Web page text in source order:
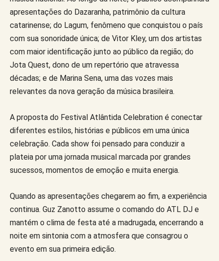
apresentações do Dazaranha, patrimônio da cultura
catarinense; do Lagum, fenômeno que conquistou o país
com sua sonoridade única; de Vitor Kley, um dos artistas
com maior identificação junto ao público da região; do
Jota Quest, dono de um repertório que atravessa
décadas; e de Marina Sena, uma das vozes mais
relevantes da nova geração da música brasileira.
A proposta do Festival Atlântida Celebration é conectar
diferentes estilos, histórias e públicos em uma única
celebração. Cada show foi pensado para conduzir a
plateia por uma jornada musical marcada por grandes
sucessos, momentos de emoção e muita energia.
Quando as apresentações chegarem ao fim, a experiência
continua. Guz Zanotto assume o comando do ATL DJ e
mantém o clima de festa até a madrugada, encerrando a
noite em sintonia com a atmosfera que consagrou o
evento em sua primeira edição.